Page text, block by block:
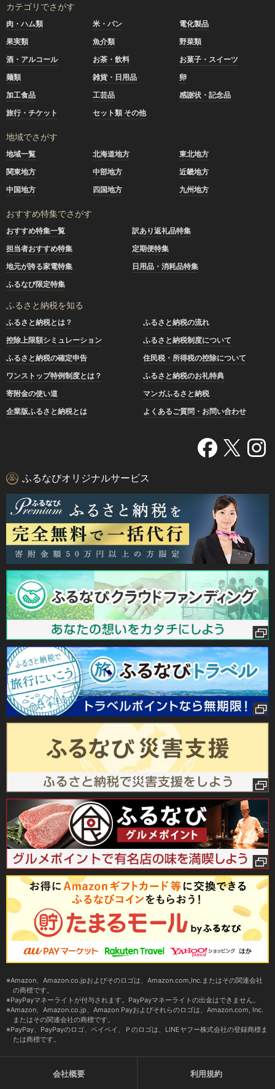
カテゴリでさがす
肉・ハム類 米・パン
電化製品
果実類
魚介類
野菜類
酒・アルコール
お茶・飲料
お菓子・スイーツ
麺類
雑貨・日用品
卵
加工食品
工芸品
感謝状・記念品
旅行・チケット
セット類 その他
地域でさがす
地域一覧 北海道地方
東北地方
関東地方
中部地方
近畿地方
中国地方
四国地方 九州地方
おすすめ特集でさがす
おすすめ特集一覧
訳あり返礼品特集
担当者おすすめ特集
定期便特集
地元が誇る家電特集
日用品・消耗品特集
ふるなび限定特集
ふるさと納税を知る
ふるさと納税とは？
ふるさと納税の流れ
控除上限額シミュレーション
ふるさと納税制度について
ふるさと納税の確定申告
住民税・所得税の控除について
ワンストップ特例制度とは？
ふるさと納税のお礼特典
寄附金の使い道
マンガふるさと納税
企業版ふるさと納税とは
よくあるご質問・お問い合わせ
ふるなびオリジナルサービス
Amazon、Amazon.co.jpおよびそのロゴは、Amazon.com,Inc.またはその関連会社
の商標です。
PayPayマネーライトが付与されます。PayPayマネーライトの出金はできません。
Amazon、Amazon.co.jp、Amazon Payおよびそれらのロゴは、Amazon.com, Inc.
またはその関連会社の商標です。
PayPay、PayPayのロゴ、ペイペイ、Ｐのロゴは、LINEヤフー株式会社の登録商標ま
たは商標です。
会社概要 利用規約